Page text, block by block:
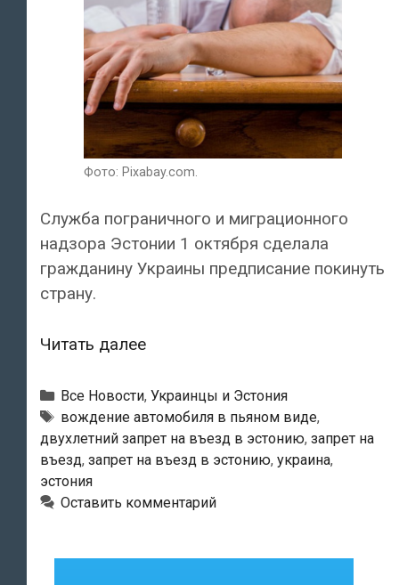
Фото: Pixabay.com.
Служба пограничного и миграционного
надзора Эстонии 1 октября сделала
гражданину Украины предписание покинуть
страну.
Читать далееПодозрительного
водившего
машину
в
пьяном
состоянии,
Рубрики
Все Новости, Украинцы и Эстония
Метки
вождение автомобиля в пьяном виде,
двухлетний запрет на въезд в эстонию, запрет на
въезд, запрет на въезд в эстонию, украина,
эстония
Оставить комментарий